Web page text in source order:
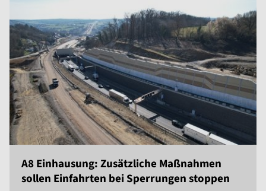
A8 Einhausung: Zusätzliche Maßnahmen
sollen Einfahrten bei Sperrungen stoppen